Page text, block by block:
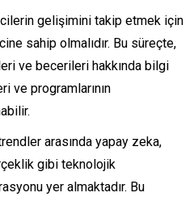
gelişimini takip etmek için
sahip olmalıdır. Bu süreçte,
ve becerileri hakkında bilgi
ve programlarının
arasında yapay zeka,
gibi teknolojik
yer almaktadır. Bu